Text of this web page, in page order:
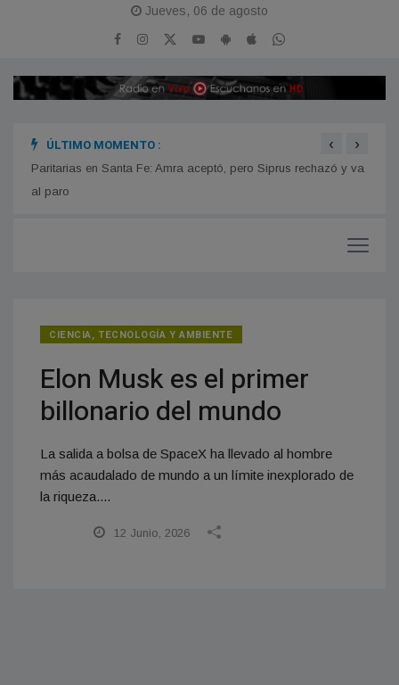
Jueves, 06 de agosto
ÚLTIMO MOMENTO :
Paritarias en Santa Fe: Amra aceptó, pero Siprus rechazó y va
al paro
‹ ›
CIENCIA, TECNOLOGÍA Y AMBIENTE
Elon Musk es el primer
billonario del mundo
La salida a bolsa de SpaceX ha llevado al hombre
más acaudalado de mundo a un límite inexplorado de
la riqueza....
12 Junio, 2026